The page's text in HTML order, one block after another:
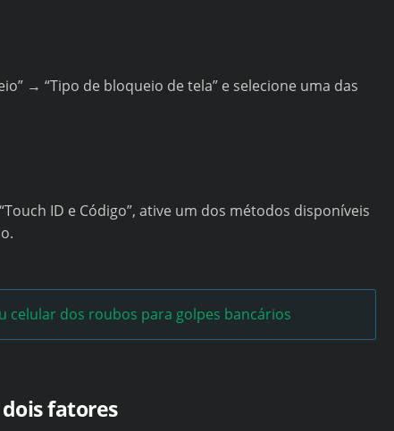
→ “Tipo de bloqueio de tela” e selecione uma das
ID e Código”, ative um dos métodos disponíveis
celular dos roubos para golpes bancários
fatores